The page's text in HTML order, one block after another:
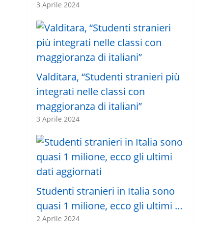
3 Aprile 2024
Valditara, “Studenti stranieri più
integrati nelle classi con
maggioranza di italiani”
3 Aprile 2024
Studenti stranieri in Italia sono
quasi 1 milione, ecco gli ultimi …
2 Aprile 2024